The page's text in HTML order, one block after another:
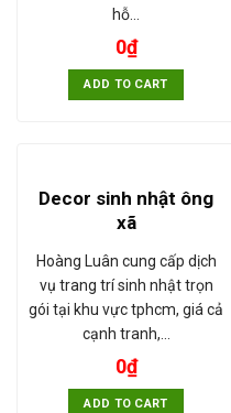
hỗ…
0₫
ADD TO CART
Decor sinh nhật ông
xã
Hoàng Luân cung cấp dịch
vụ trang trí sinh nhật trọn
gói tại khu vực tphcm, giá cả
cạnh tranh,…
0₫
ADD TO CART